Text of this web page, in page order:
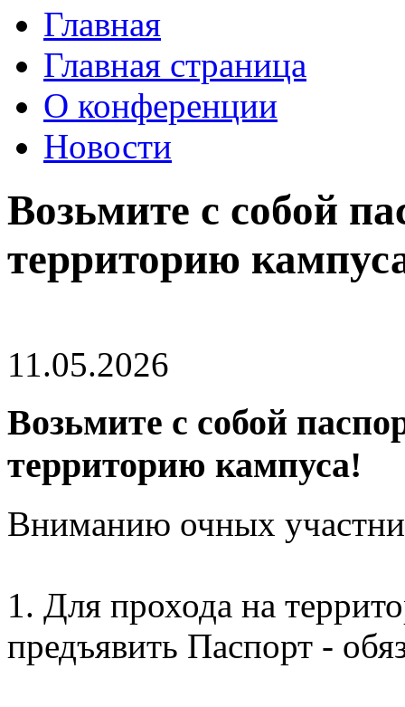
Главная
Главная страница
О конференции
Новости
Возьмите с собой
территорию
11.05.2026
Возьмите с собой
территорию кампуса!
Вниманию очных
1. Для прохода на
предъявить Паспорт -